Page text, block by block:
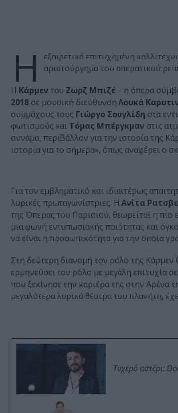
Η εξαιρετικά επιτυχημένη
αριστούργημα του οπερατικού
Η Κάρμεν του Ζωρζ Μπιζέ – η όπερα
2018 σε μουσική διεύθυνση Λουκά
συμμάχους τους Γιώργο Σουγλίδη στα
φωτισμούς και Τόμας Μπέργκμαν στις
συνάμα, περιβάλλον για την ιστορία της
ιστορία για το σήμερα», όπως αναφέρει ο
Για τον εμβληματικό και ιδιαιτέρως
λυρικές πρωταγωνίστριες. Η Ανίτα
της Όπερας του Παρισιού, θεωρείται η
μια φωνή εντυπωσιακής ποιότητας και
να είναι η προσωπικότητα για την οποία
Στη δεύτερη διανομή τον ρόλο της Κάρμεν
ερμηνεύσει τον ρόλο με μεγάλη επιτυχία
που ξεκίνησε την καριέρα της στην Αρένα
μεγαλύτερα λυρικά θέατρα του πλανήτη,
Τυχερό αστέρι: